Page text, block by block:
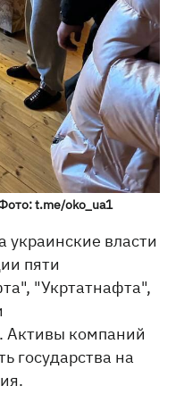
t.me/oko_ua1
украинские власти
пяти
"Укртатнафта",
Активы компаний
государства на